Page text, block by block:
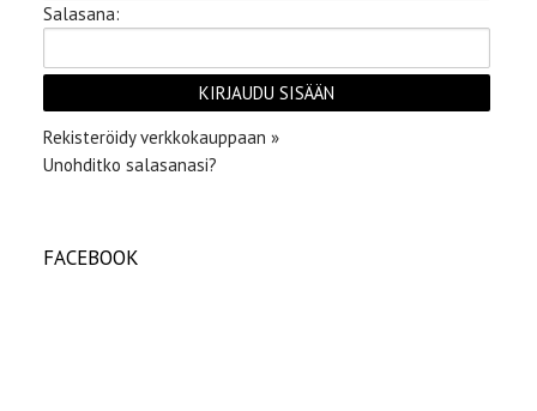
Salasana:
Rekisteröidy verkkokauppaan »
Unohditko salasanasi?
FACEBOOK